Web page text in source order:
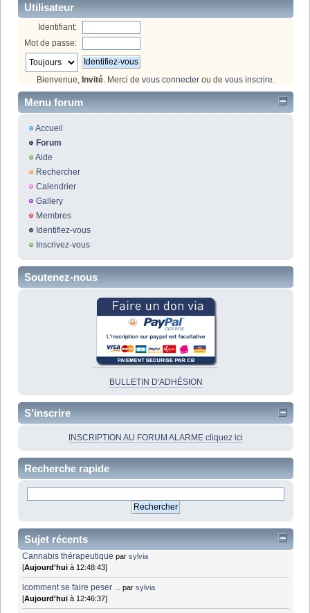
Utilisateur
Identifiant:
Mot de passe:
Bienvenue, Invité. Merci de vous connecter ou de vous inscrire.
Menu forum
Accueil
Forum
Aide
Rechercher
Calendrier
Gallery
Membres
Identifiez-vous
Inscrivez-vous
Soutenez-nous
BULLETIN D'ADHÉSION
S'inscrire
INSCRIPTION AU FORUM ALARME cliquez ici
Recherche rapide
Sujet récents
Cannabis thérapeutique parsylvia
[Aujourd'hui à 12:48:43]
lcomment se faire peser ... parsylvia
[Aujourd'hui à 12:46:37]